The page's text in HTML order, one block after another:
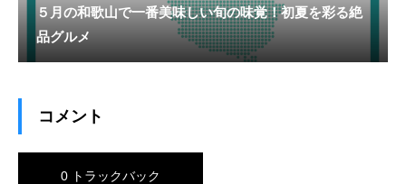
５月の和歌山で一番美味しい旬の味覚！初夏を彩る絶
品グルメ
コメント
0 トラックバック